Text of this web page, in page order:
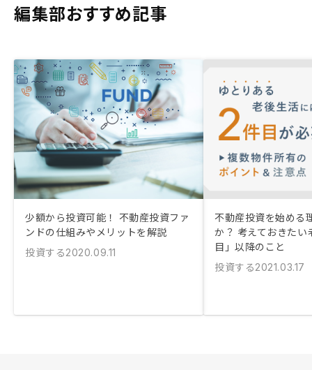
編集部おすすめ記事
少額から投資可能！ 不動産投資ファ
ンドの仕組みやメリットを解説
投資する2020.09.11
不動産投資を始める
か？ 考えておきたい
目」以降のこと
投資する2021.03.17